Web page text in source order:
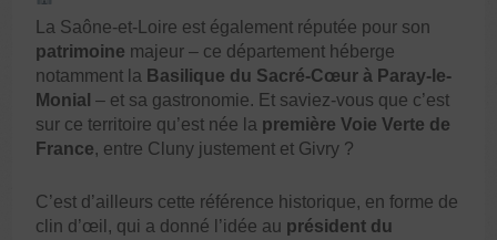
La Saône-et-Loire est également réputée pour son
patrimoine majeur – ce département héberge
notamment la Basilique du Sacré-Cœur à Paray-le-
Monial – et sa gastronomie. Et saviez-vous que c’est
sur ce territoire qu’est née la première Voie Verte de
France, entre Cluny justement et Givry ?
C’est d’ailleurs cette référence historique, en forme de
clin d’œil, qui a donné l’idée au président du